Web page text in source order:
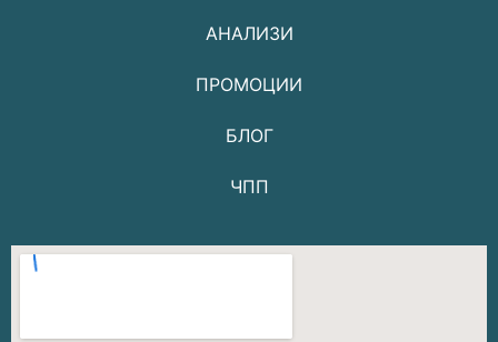
АНАЛИЗИ
ПРОМОЦИИ
БЛОГ
ЧПП